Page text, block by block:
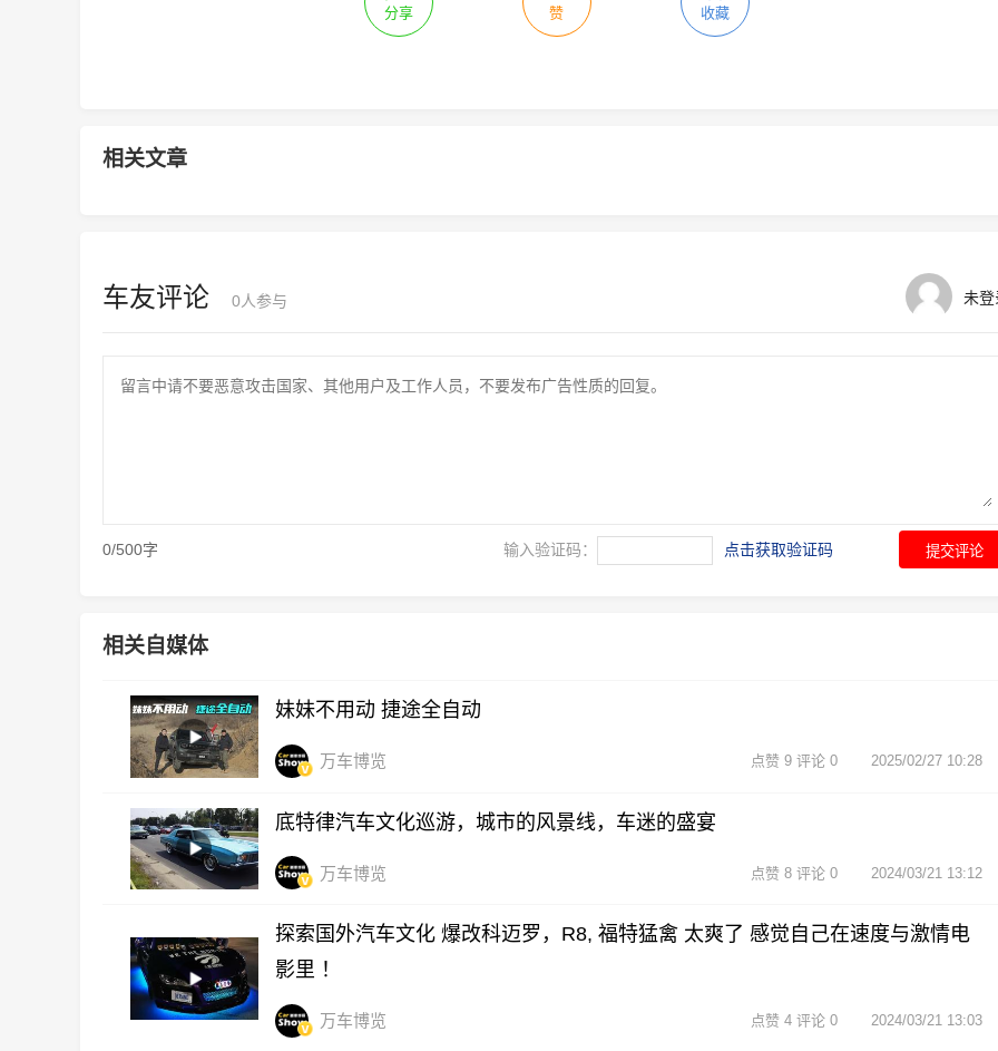
分享 赞 收藏
相关文章
未登
车友评论 0 人参与
0/500字 输入验证码： 点击获取验证码 提交评论
相关自媒体
妹妹不用动 捷途全自动
万车博览 2025/02/27 10:28
点赞 9 评论 0
底特律汽车文化巡游，城市的风景线，车迷的盛宴
万车博览 2024/03/21 13:12
点赞 8 评论 0
探索国外汽车文化 爆改科迈罗，R8, 福特猛禽 太爽了 感觉自己在速度与激情电
影里 ！
万车博览 2024/03/21 13:03
点赞 4 评论 0